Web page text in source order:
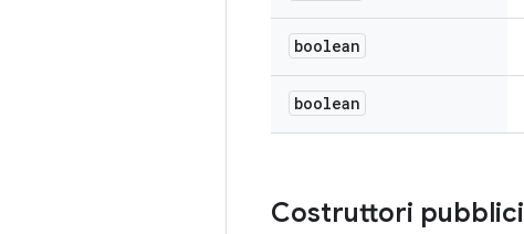
boolean
boolean
Costruttori pubblici